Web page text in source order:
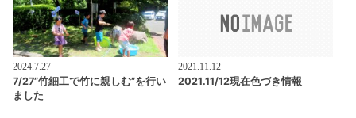
2024.7.27
7/27”竹細工で竹に親しむ”を行い
ました
2021.11.12
2021.11/12現在色づき情報